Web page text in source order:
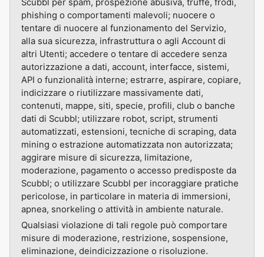
Scubbl per spam, prospezione abusiva, truffe, frodi,
phishing o comportamenti malevoli; nuocere o
tentare di nuocere al funzionamento del Servizio,
alla sua sicurezza, infrastruttura o agli Account di
altri Utenti; accedere o tentare di accedere senza
autorizzazione a dati, account, interfacce, sistemi,
API o funzionalità interne; estrarre, aspirare, copiare,
indicizzare o riutilizzare massivamente dati,
contenuti, mappe, siti, specie, profili, club o banche
dati di Scubbl; utilizzare robot, script, strumenti
automatizzati, estensioni, tecniche di scraping, data
mining o estrazione automatizzata non autorizzata;
aggirare misure di sicurezza, limitazione,
moderazione, pagamento o accesso predisposte da
Scubbl; o utilizzare Scubbl per incoraggiare pratiche
pericolose, in particolare in materia di immersioni,
apnea, snorkeling o attività in ambiente naturale.
Qualsiasi violazione di tali regole può comportare
misure di moderazione, restrizione, sospensione,
eliminazione, deindicizzazione o risoluzione.